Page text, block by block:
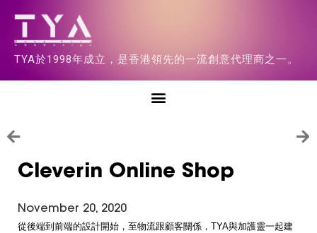
TYA於1998年成立，是香港領先的一流創意代理商之一。
Cleverin Online Shop
November 20, 2020
從後端到前端的設計開始，至物流跟顧客關係，TYA與加護靈一起建